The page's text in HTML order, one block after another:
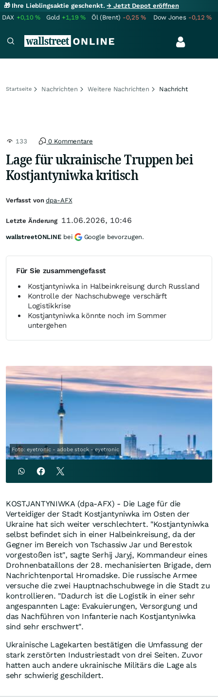
🎁 Ihre Lieblingsaktie geschenkt.→ Jetzt Depot eröffnen
DAX +0,10% Gold +1,19% Öl (Brent) -0,25% Dow Jones -0,12%
Startseite Nachrichten Weitere Nachrichten Nachricht
133 0 Kommentare
Lage für ukrainische Truppen bei
Kostjantyniwka kritisch
Für Sie zusammengefasst
Kostjantyniwka in Halbeinkreisung durch Russland
Kontrolle der Nachschubwege verschärft
Logistikkrise
Kostjantyniwka könnte noch im Sommer
untergehen
Foto: eyetronic - adobe stock - eyetronic
KOSTJANTYNIWKA (dpa-AFX) - Die Lage für die
Verteidiger der Stadt Kostjantyniwka im Osten der
Ukraine hat sich weiter verschlechtert. "Kostjantyniwka
selbst befindet sich in einer Halbeinkreisung, da der
Gegner im Bereich von Tschassiw Jar und Berestok
vorgestoßen ist", sagte Serhij Jaryj, Kommandeur eines
Drohnenbataillons der 28. mechanisierten Brigade, dem
Nachrichtenportal Hromadske. Die russische Armee
versuche die zwei Hauptnachschubwege in die Stadt zu
kontrollieren. "Dadurch ist die Logistik in einer sehr
angespannten Lage: Evakuierungen, Versorgung und
das Nachführen von Infanterie nach Kostjantyniwka
sind sehr erschwert".
Ukrainische Lagekarten bestätigen die Umfassung der
stark zerstörten Industriestadt von drei Seiten. Zuvor
hatten auch andere ukrainische Militärs die Lage als
sehr schwierig geschildert.
Verfasst vondpa-AFX
Letzte Änderung 11.06.2026, 10:46
wallstreetONLINE bei Google bevorzugen.